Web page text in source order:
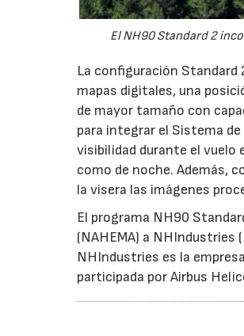
El NH90 Standard 2
La configuración
mapas digitales, una
de mayor tamaño con
para integrar el Sistema
visibilidad durante el vuelo
como de noche. Además,
la visera las imágenes
El programa NH90
(NAHEMA) a NHIndustries
NHIndustries es la
participada por Airbus